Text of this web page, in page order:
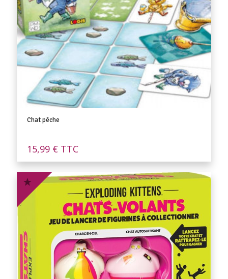
Chat pêche
15,99 € TTC